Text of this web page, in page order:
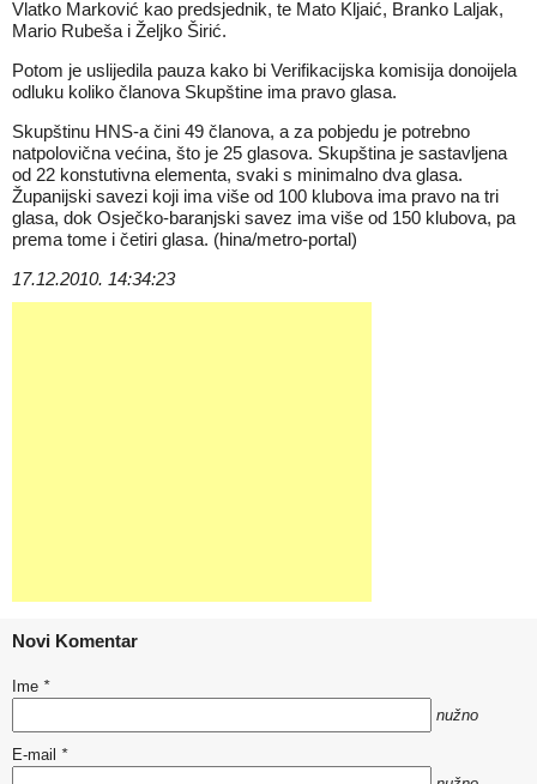
Vlatko Marković kao predsjednik, te Mato Kljaić, Branko Laljak,
Mario Rubeša i Željko Širić.
Potom je uslijedila pauza kako bi Verifikacijska komisija donoijela
odluku koliko članova Skupštine ima pravo glasa.
Skupštinu HNS-a čini 49 članova, a za pobjedu je potrebno
natpolovična većina, što je 25 glasova. Skupština je sastavljena
od 22 konstutivna elementa, svaki s minimalno dva glasa.
Županijski savezi koji ima više od 100 klubova ima pravo na tri
glasa, dok Osječko-baranjski savez ima više od 150 klubova, pa
prema tome i četiri glasa. (hina/metro-portal)
17.12.2010. 14:34:23
Novi Komentar
Ime *
nužno
E-mail *